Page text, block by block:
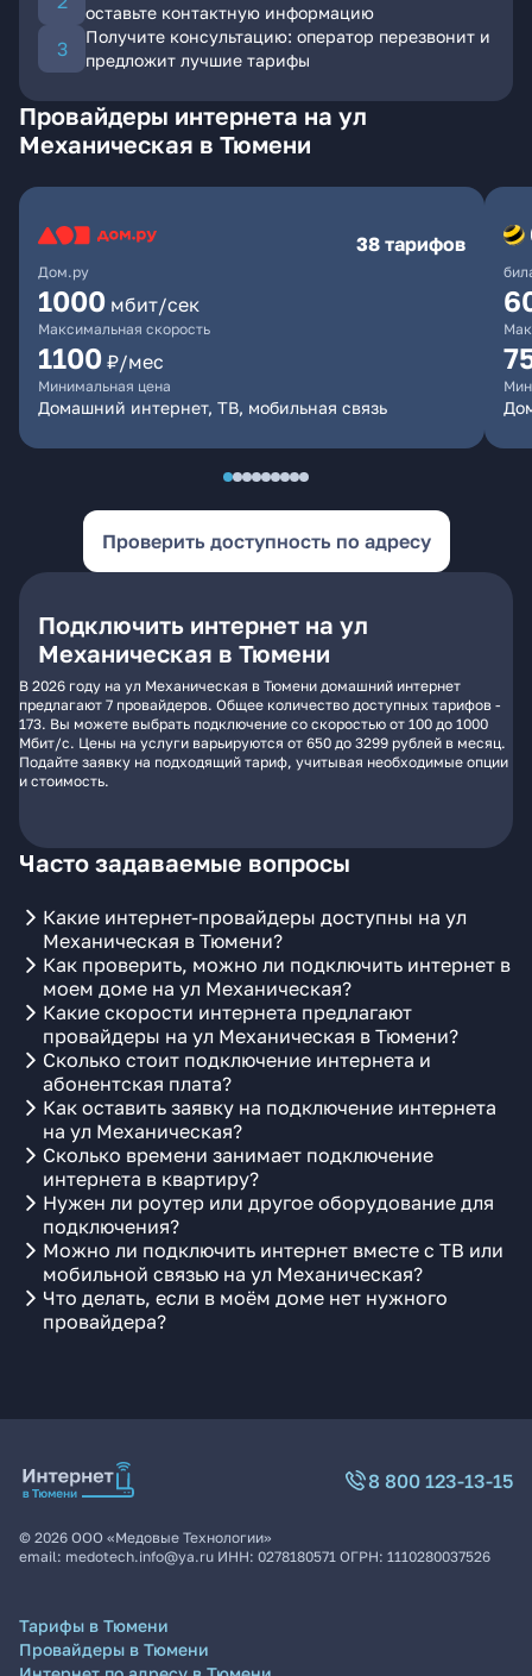
оставьте контактную информацию
Получите консультацию: оператор перезвонит и
предложит лучшие тарифы
Провайдеры интернета на ул
Механическая в Тюмени
Дом.ру
38 тарифов
1000 мбит/сек
Максимальная скорость
1100 ₽/мес
Минимальная цена
Домашний интернет, ТВ, мобильная связь
Проверить доступность по адресу
Подключить интернет на ул
Механическая в Тюмени
В 2026 году на ул Механическая в Тюмени домашний интернет
предлагают 7 провайдеров. Общее количество доступных тарифов -
173. Вы можете выбрать подключение со скоростью от 100 до 1000
Мбит/с. Цены на услуги варьируются от 650 до 3299 рублей в месяц.
Подайте заявку на подходящий тариф, учитывая необходимые опции
и стоимость.
Часто задаваемые вопросы
Какие интернет-провайдеры доступны на ул
Механическая в Тюмени?
Как проверить, можно ли подключить интернет в
моем доме на ул Механическая?
Какие скорости интернета предлагают
провайдеры на ул Механическая в Тюмени?
Сколько стоит подключение интернета и
абонентская плата?
Как оставить заявку на подключение интернета
на ул Механическая?
Сколько времени занимает подключение
интернета в квартиру?
Нужен ли роутер или другое оборудование для
подключения?
Можно ли подключить интернет вместе с ТВ или
мобильной связью на ул Механическая?
Что делать, если в моём доме нет нужного
провайдера?
8 800 123-13-15
© 2026 ООО «Медовые Технологии»
email: medotech.info@ya.ru ИНН: 0278180571 ОГРН: 1110280037526
Тарифы в Тюмени
Провайдеры в Тюмени